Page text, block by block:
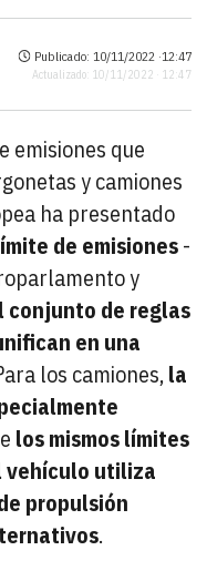
Publicado: 10/11/2022 ·12:47
Actualizado: 10/11/2022 · 12:47
emisiones que
y camiones
ha presentado
de emisiones-
y
conjunto de reglas
en una
los camiones,la
los mismos límites
vehículo utiliza
propulsión
.